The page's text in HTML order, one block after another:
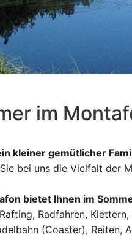
im
kleiner gemütlicher
bei uns die Vielfalt der
bietet Ihnen im
Radfahren,
(Coaster), Reiten,